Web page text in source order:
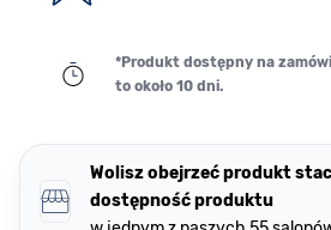
*Produkt dostępny na
to około 10 dni.
Wolisz obejrzeć produkt
dostępność produktu